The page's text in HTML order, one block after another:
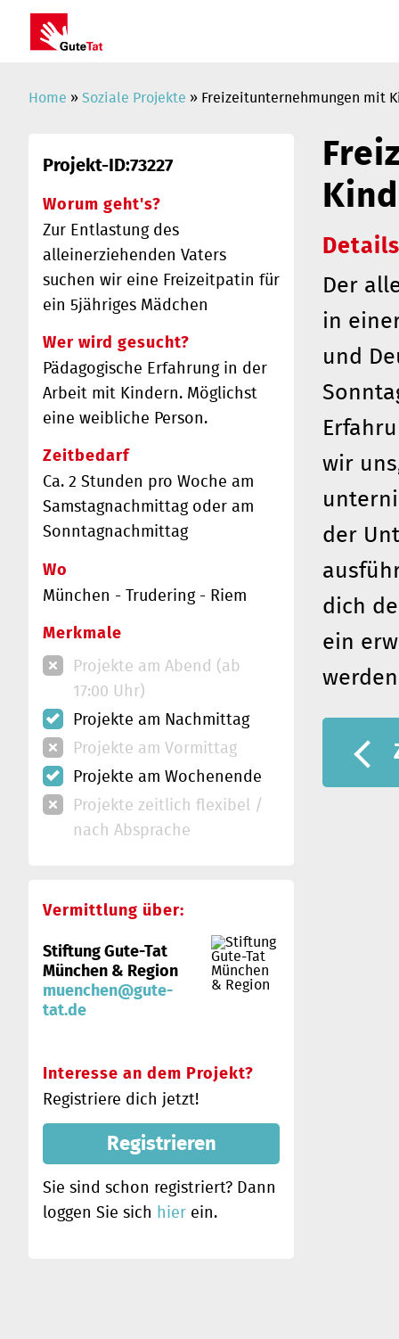
Home » Soziale Projekte » Freizeitunternehmungen mit
Projekt-ID:73227
Worum geht's?
Zur Entlastung des
alleinerziehenden Vaters
suchen wir eine Freizeitpatin für
ein 5jähriges Mädchen
Wer wird gesucht?
Pädagogische Erfahrung in der
Arbeit mit Kindern. Möglichst
eine weibliche Person.
Zeitbedarf
Ca. 2 Stunden pro Woche am
Samstagnachmittag oder am
Sonntagnachmittag
Wo
München - Trudering - Riem
Merkmale
Projekte am Abend (ab
17:00 Uhr)
Projekte am Nachmittag
Projekte am Vormittag
Projekte am Wochenende
Projekte zeitlich flexibel /
nach Absprache
Vermittlung über:
Stiftung Gute-Tat
München & Region
muenchen@gute-
tat.de
Interesse an dem Projekt?
Registriere dich jetzt!
Registrieren
Sie sind schon registriert? Dann
loggen Sie sich hier ein.
Kind
Der
in
und
wir
der
dich
ein